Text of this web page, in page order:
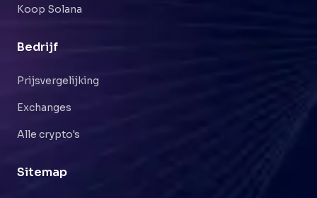
Koop Solana
Bedrijf
Prijsvergelijking
Exchanges
Alle crypto's
Sitemap